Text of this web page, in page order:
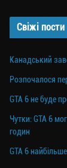
Свіжі пости
Канадський
Розпочалося
GTA 6 не буде
Чутки: GTA 6
годин
GTA 6